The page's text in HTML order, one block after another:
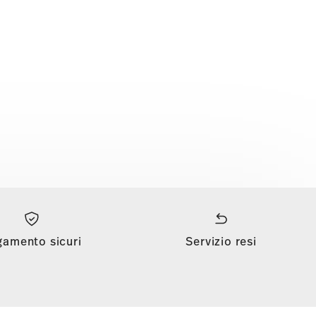
sicuri Servizio resi